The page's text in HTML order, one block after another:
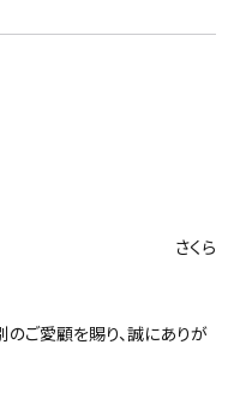
ら
のご愛顧を賜り、誠にありが